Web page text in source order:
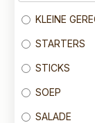
LOGIN
CONTACT
KLEINE
STARTERS
STICKS
SOEP
SALADE